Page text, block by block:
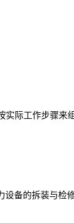
际工作步骤来
备的拆装与检